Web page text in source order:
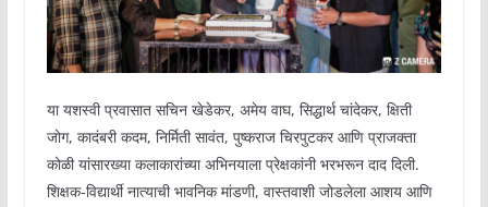
या यशस्वी प्रवासात सचिन खेडेकर, अमेय वाघ, सिद्धार्थ चांदेकर, क्षिती
जोग, कादंबरी कदम, निर्मिती सावंत, पुष्कराज चिरपुटकर आणि प्राजक्ता
कोळी यांसारख्या कलाकारांच्या अभिनयाला प्रेक्षकांनी भरभरून दाद दिली.
शिक्षक-विद्यार्थी नात्याची भावनिक मांडणी, वास्तवाशी जोडलेला आशय आणि